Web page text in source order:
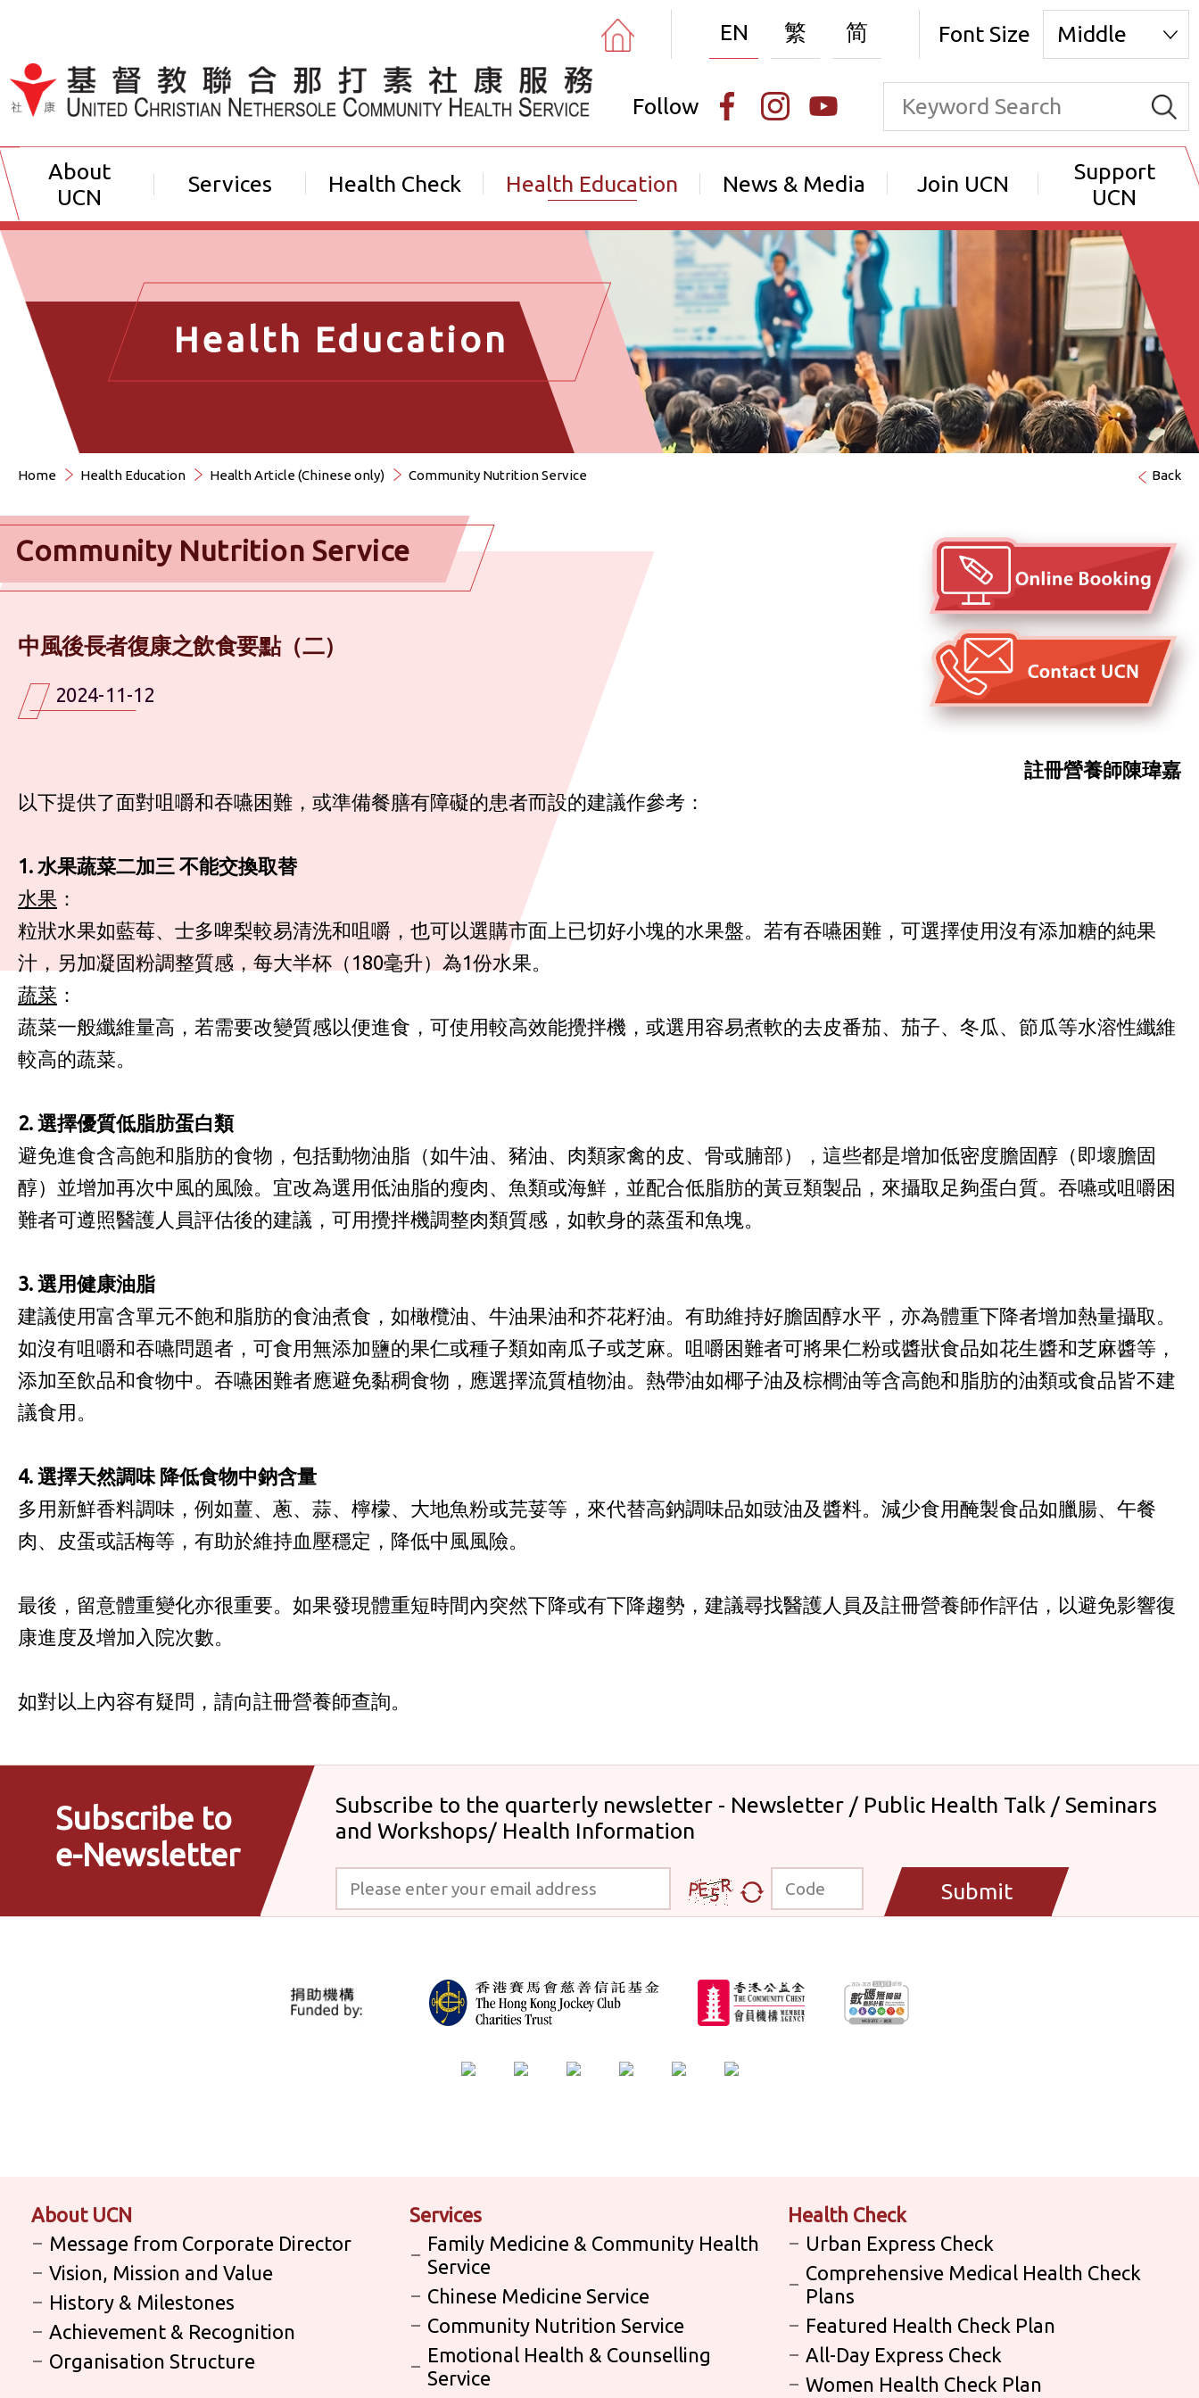
Jump to Content（按輸入鍵
EN 繁 简 Font Size Middle
Follow
About
UCN
Services Health Check Health Education News & Media Join UCN
Support
UCN
Health Education
Back
Home Health Education Health Article (Chinese only) Community Nutrition Service
Community Nutrition Service
中風後長者復康之飲食要點（二）
2024-11-12
註冊營養師陳瑋嘉
以下提供了面對咀嚼和吞嚥困難，或準備餐膳有障礙的患者而設的建議作參考：
1. 水果蔬菜二加三 不能交換取替
水果 ：
粒狀水果如藍莓、士多啤梨較易清洗和咀嚼，也可以選購市面上已切好小塊的水果盤。若有吞嚥困難，可選擇使用沒有添加糖的純果
汁，另加凝固粉調整質感，每大半杯（180毫升）為1份水果。
蔬菜 ：
蔬菜一般纖維量高，若需要改變質感以便進食，可使用較高效能攪拌機，或選用容易煮軟的去皮番茄、茄子、冬瓜、節瓜等水溶性纖維
較高的蔬菜。
2. 選擇優質低脂肪蛋白類
避免進食含高飽和脂肪的食物，包括動物油脂（如牛油、豬油、肉類家禽的皮、骨或腩部），這些都是增加低密度膽固醇（即壞膽固
醇）並增加再次中風的風險。宜改為選用低油脂的瘦肉、魚類或海鮮，並配合低脂肪的黃豆類製品，來攝取足夠蛋白質。吞嚥或咀嚼困
難者可遵照醫護人員評估後的建議，可用攪拌機調整肉類質感，如軟身的蒸蛋和魚塊。
3. 選用健康油脂
建議使用富含單元不飽和脂肪的食油煮食，如橄欖油、牛油果油和芥花籽油。有助維持好膽固醇水平，亦為體重下降者增加熱量攝取。
如沒有咀嚼和吞嚥問題者，可食用無添加鹽的果仁或種子類如南瓜子或芝麻。咀嚼困難者可將果仁粉或醬狀食品如花生醬和芝麻醬等，
添加至飲品和食物中。吞嚥困難者應避免黏稠食物，應選擇流質植物油。熱帶油如椰子油及棕櫚油等含高飽和脂肪的油類或食品皆不建
議食用。
4. 選擇天然調味 降低食物中鈉含量
多用新鮮香料調味，例如薑、蔥、蒜、檸檬、大地魚粉或芫荽等，來代替高鈉調味品如豉油及醬料。減少食用醃製食品如臘腸、午餐
肉、皮蛋或話梅等，有助於維持血壓穩定，降低中風風險。
最後，留意體重變化亦很重要。如果發現體重短時間內突然下降或有下降趨勢，建議尋找醫護人員及註冊營養師作評估，以避免影響復
康進度及增加入院次數。
如對以上內容有疑問，請向註冊營養師查詢。
Subscribe to
e-Newsletter
Subscribe to the quarterly newsletter - Newsletter / Public Health Talk / Seminars
and Workshops/ Health Information
Please enter your email address Code
Submit
About UCN
Message from Corporate Director
Vision, Mission and Value
History & Milestones
Achievement & Recognition
Organisation Structure
Services
Family Medicine & Community Health
Service
Chinese Medicine Service
Community Nutrition Service
Emotional Health & Counselling
Service
Health Check
Urban Express Check
Comprehensive Medical Health Check
Plans
Featured Health Check Plan
All-Day Express Check
Women Health Check Plan